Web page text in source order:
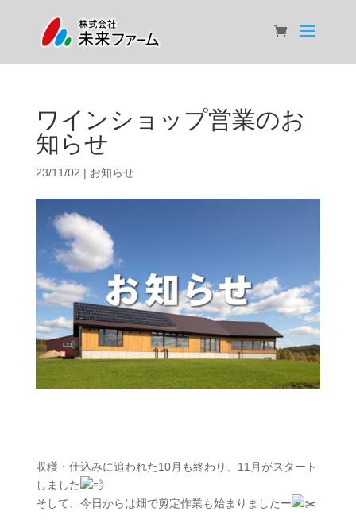
ワインショップ営業のお
知らせ
23/11/02 | お知らせ
収穫・仕込みに追われた10月も終わり、11月がスタート
しました
そして、今日からは畑で剪定作業も始まりましたー